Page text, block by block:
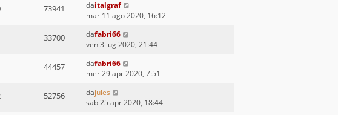
73941 daitalgraf
mar 11 ago 2020, 16:12
33700 dafabri66
ven 3 lug 2020, 21:44
44457 dafabri66
mer 29 apr 2020, 7:51
52756 dajules
sab 25 apr 2020, 18:44